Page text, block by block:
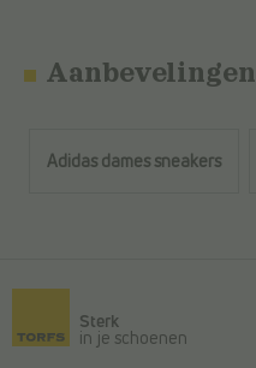
Aanbevelingen
Adidas dames sneakers
Sterk
in je schoenen